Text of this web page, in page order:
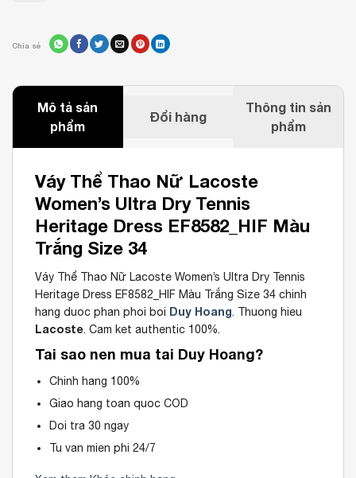
Chia sẻ
Mô tả sản
phẩm
Đổi hàng
Thông tin sản
phẩm
Váy Thể Thao Nữ Lacoste
Women’s Ultra Dry Tennis
Heritage Dress EF8582_HIF Màu
Trắng Size 34
Váy Thể Thao Nữ Lacoste Women’s Ultra Dry Tennis
Heritage Dress EF8582_HIF Màu Trắng Size 34 chinh
hang duoc phan phoi boi Duy Hoang. Thuong hieu
Lacoste. Cam ket authentic 100%.
Tai sao nen mua tai Duy Hoang?
Chinh hang 100%
Giao hang toan quoc COD
Doi tra 30 ngay
Tu van mien phi 24/7